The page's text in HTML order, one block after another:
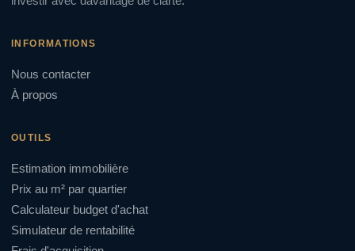
INFORMATIONS
Nous contacter
À propos
OUTILS
Estimation immobilière
Prix au m² par quartier
Calculateur budget d'achat
Simulateur de rentabilité